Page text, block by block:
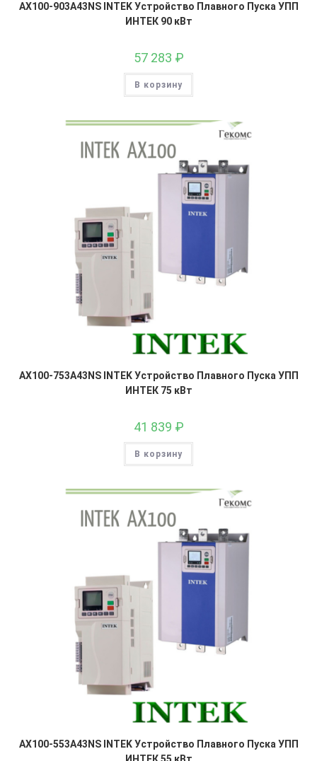
AX100-903A43NS INTEK Устройство Плавного Пуска УПП
ИНТЕК 90 кВт
57 283 ₽
В корзину
AX100-753A43NS INTEK Устройство Плавного Пуска УПП
ИНТЕК 75 кВт
41 839 ₽
В корзину
AX100-553A43NS INTEK Устройство Плавного Пуска УПП